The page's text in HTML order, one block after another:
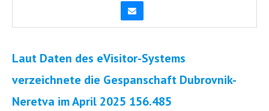
Laut Daten des eVisitor-Systems
verzeichnete die Gespanschaft Dubrovnik-
Neretva im April 2025 156.485